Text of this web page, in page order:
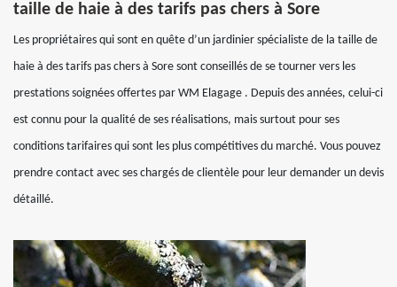
taille de haie à des tarifs pas chers à Sore
Les propriétaires qui sont en quête d’un jardinier spécialiste de la taille de
haie à des tarifs pas chers à Sore sont conseillés de se tourner vers les
prestations soignées offertes par WM Elagage . Depuis des années, celui-ci
est connu pour la qualité de ses réalisations, mais surtout pour ses
conditions tarifaires qui sont les plus compétitives du marché. Vous pouvez
prendre contact avec ses chargés de clientèle pour leur demander un devis
détaillé.